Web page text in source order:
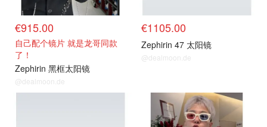
€915.00
自己配个镜片 就是龙哥同款
了！
Zephirin 黑框太阳镜
@dealmoon.de
€1105.00
Zephirin 47 太阳镜
@dealmoon.de